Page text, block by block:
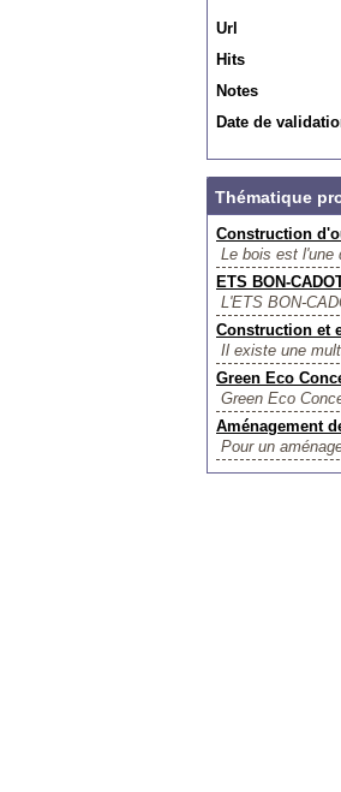
Url
Hits
Notes
Date de
Thématique
Construction
Le bois est l'une
ETS BON-
L'ETS BON-
Construction et
Il existe une
Green Eco
Green Eco
Aménagement
Pour un